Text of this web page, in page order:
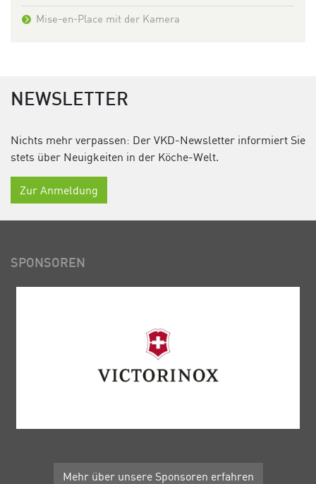
Mise-en-Place mit der Kamera
NEWSLETTER
Nichts mehr verpassen: Der VKD-Newsletter informiert Sie
stets über Neuigkeiten in der Köche-Welt.
Zur Anmeldung
SPONSOREN
Mehr über unsere Sponsoren erfahren